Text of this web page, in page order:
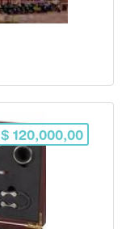
$ 120,000,00